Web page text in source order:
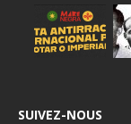
SUIVEZ-NOUS